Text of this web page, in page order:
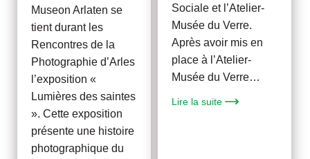
Museon Arlaten se
tient durant les
Rencontres de la
Photographie d’Arles
l’exposition «
Lumières des saintes
». Cette exposition
présente une histoire
photographique du
Sociale et l’Atelier-
Musée du Verre.
Après avoir mis en
place à l’Atelier-
Musée du Verre…
Lire la suite